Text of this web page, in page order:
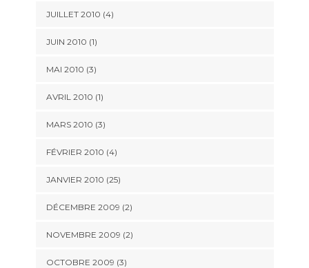
JUILLET 2010 (4)
JUIN 2010 (1)
MAI 2010 (3)
AVRIL 2010 (1)
MARS 2010 (3)
FÉVRIER 2010 (4)
JANVIER 2010 (25)
DÉCEMBRE 2009 (2)
NOVEMBRE 2009 (2)
OCTOBRE 2009 (3)